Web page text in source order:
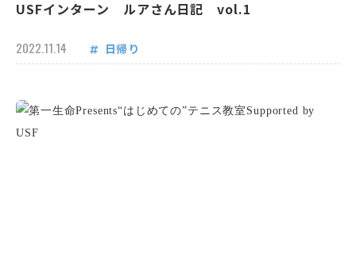
USFインターン ルアさん日記 vol.1
2022.11.14 日帰り